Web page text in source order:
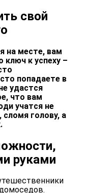
свой
на месте, вам
ключ к успеху –
попадаете в
удастся
что вам
учатся не
голову, а
руками